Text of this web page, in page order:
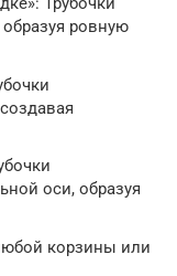
образуя ровную
оси, образуя
корзины или